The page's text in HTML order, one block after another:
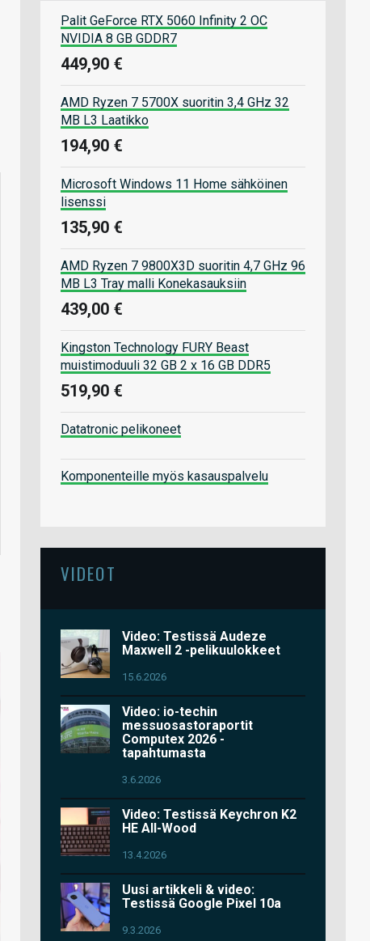
Palit GeForce RTX 5060 Infinity 2 OC
NVIDIA 8 GB GDDR7
449,90 €
AMD Ryzen 7 5700X suoritin 3,4 GHz 32
MB L3 Laatikko
194,90 €
Microsoft Windows 11 Home sähköinen
lisenssi
135,90 €
AMD Ryzen 7 9800X3D suoritin 4,7 GHz 96
MB L3 Tray malli Konekasauksiin
439,00 €
Kingston Technology FURY Beast
muistimoduuli 32 GB 2 x 16 GB DDR5
519,90 €
Datatronic pelikoneet
Komponenteille myös kasauspalvelu
VIDEOT
Video: Testissä Audeze
Maxwell 2 -pelikuulokkeet
15.6.2026
Video: io-techin
messuosastoraportit
Computex 2026 -
tapahtumasta
3.6.2026
Video: Testissä Keychron K2
HE All-Wood
13.4.2026
Uusi artikkeli & video:
Testissä Google Pixel 10a
9.3.2026